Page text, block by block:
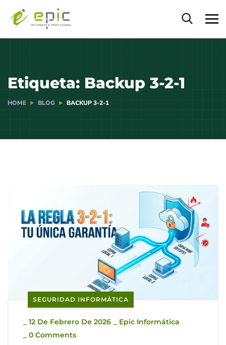
Etiqueta: Backup 3-2-1
HOME BLOG BACKUP 3-2-1
SEGURIDAD INFORMÁTICA
12 De Febrero De 2026
Epic Informática
0 Comments